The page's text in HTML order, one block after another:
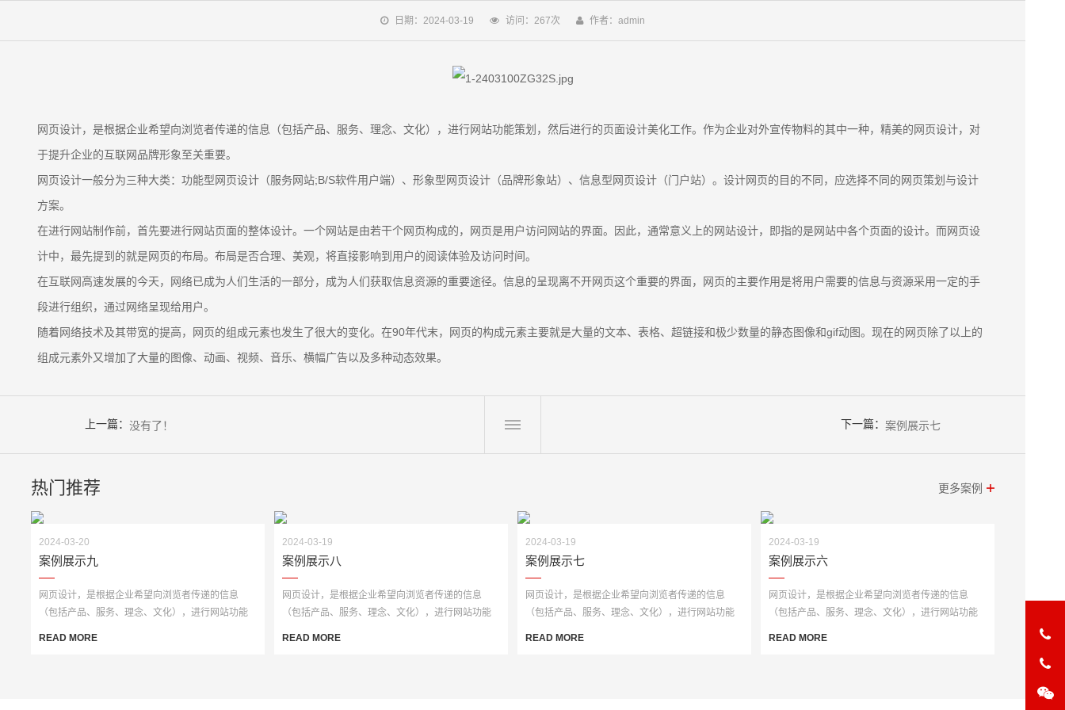
日期：2024-03-19 访问：267次 作者：admin
网页设计，是根据企业希望向浏览者传递的信息（包括产品、服务、理念、文化），进行网站功能策划，然后进行的页面设计美化工作。作为企业对外宣传物料的其中一种，精美的网页设计，对
于提升企业的互联网品牌形象至关重要。
网页设计一般分为三种大类：功能型网页设计（服务网站;B/S软件用户端）、形象型网页设计（品牌形象站）、信息型网页设计（门户站）。设计网页的目的不同，应选择不同的网页策划与设计
方案。
在进行网站制作前，首先要进行网站页面的整体设计。一个网站是由若干个网页构成的，网页是用户访问网站的界面。因此，通常意义上的网站设计，即指的是网站中各个页面的设计。而网页设
计中，最先提到的就是网页的布局。布局是否合理、美观，将直接影响到用户的阅读体验及访问时间。
在互联网高速发展的今天，网络已成为人们生活的一部分，成为人们获取信息资源的重要途径。信息的呈现离不开网页这个重要的界面，网页的主要作用是将用户需要的信息与资源采用一定的手
段进行组织，通过网络呈现给用户。
随着网络技术及其带宽的提高，网页的组成元素也发生了很大的变化。在90年代末，网页的构成元素主要就是大量的文本、表格、超链接和极少数量的静态图像和gif动图。现在的网页除了以上的
组成元素外又增加了大量的图像、动画、视频、音乐、横幅广告以及多种动态效果。
上一篇： 没有了！ 下一篇： 案例展示七
热门推荐 更多案例
2024-03-20
案例展示九
网页设计，是根据企业希望向浏览者传递的信息
（包括产品、服务、理念、文化），进行网站功能
READ MORE
2024-03-19
案例展示八
网页设计，是根据企业希望向浏览者传递的信息
（包括产品、服务、理念、文化），进行网站功能
READ MORE
2024-03-19
案例展示七
网页设计，是根据企业希望向浏览者传递的信息
（包括产品、服务、理念、文化），进行网站功能
READ MORE
2024-03-19
案例展示六
网页设计，是根据企业希望向浏览者传递的信息
（包括产品、服务、理念、文化），进行网站功能
READ MORE